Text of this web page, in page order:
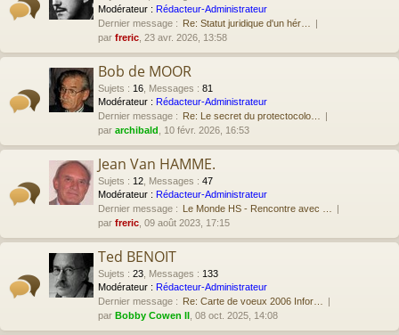
Modérateur : Rédacteur-Administrateur
Dernier message : Re: Statut juridique d'un hér…
par freric , 23 avr. 2026, 13:58
Bob de MOOR
Sujets : 16 Messages : 81
Modérateur : Rédacteur-Administrateur
Dernier message : Re: Le secret du protectocolo…
par archibald , 10 févr. 2026, 16:53
Jean Van HAMME.
Sujets : 12 Messages : 47
Modérateur : Rédacteur-Administrateur
Dernier message : Le Monde HS - Rencontre avec …
par freric , 09 août 2023, 17:15
Ted BENOIT
Sujets : 23 Messages : 133
Modérateur : Rédacteur-Administrateur
Dernier message : Re: Carte de voeux 2006 Infor…
par Bobby Cowen II , 08 oct. 2025, 14:08